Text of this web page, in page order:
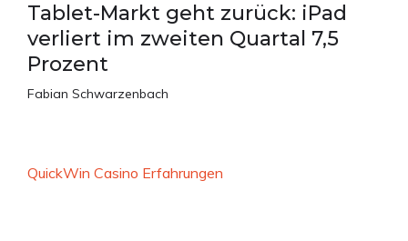
Tablet-Markt geht zurück: iPad
verliert im zweiten Quartal 7,5
Prozent
Fabian Schwarzenbach
QuickWin Casino Erfahrungen